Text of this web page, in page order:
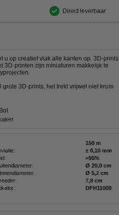
Direct leverbaar
u op creatief vlak alle kanten op. 3D-prints
3D-printen zijn miniaturen makkelijk te
3D-prints, het trekt vrijwel niet krom.
150 m
± 0,10 mm
>95%
Ø 20,0 cm
Ø 5,2 cm
7,8 cm
DFH11009